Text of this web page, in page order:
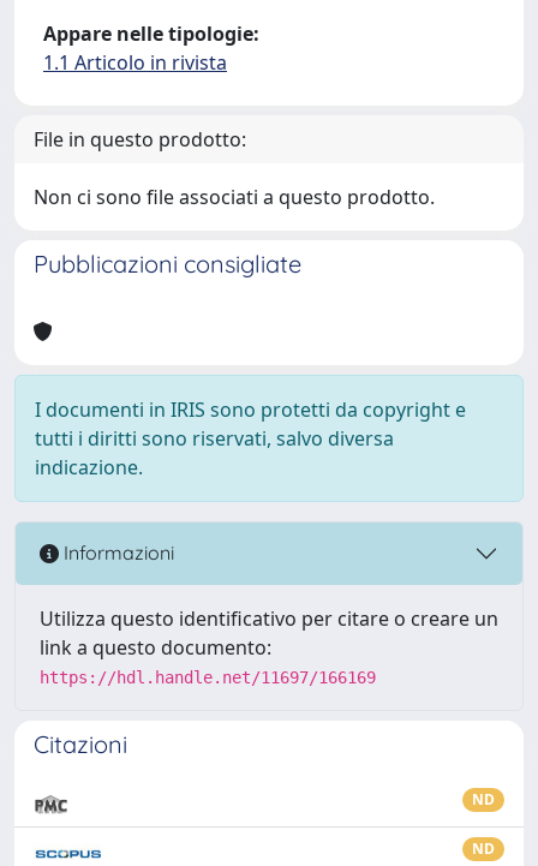
Appare nelle tipologie:
1.1 Articolo in rivista
File in questo prodotto:
Non ci sono file associati a questo prodotto.
Pubblicazioni consigliate
I documenti in IRIS sono protetti da copyright e
tutti i diritti sono riservati, salvo diversa
indicazione.
Informazioni
Utilizza questo identificativo per citare o creare un
link a questo documento:
https://hdl.handle.net/11697/166169
Citazioni
ND
ND